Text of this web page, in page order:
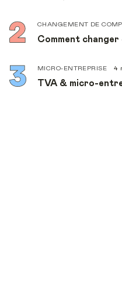
CHANGEMENT DE
Comment
MICRO-ENTREPRISE 4
TVA & micro-